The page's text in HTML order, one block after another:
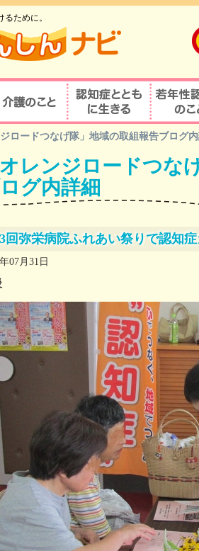
ために。
が
す
修
）
ー
医等
知症
介護のこと
介護の重要性
介護サービス
認知症の人と家族を支え
るケアマネジャー
認知症とともに生
きる
若年性認
と
相談窓口
若年性
諸問題
ポイント
若年性
個別ピア
記憶とつ
～ある写
ジロードつなげ隊」地域の取組報告ブログ
オレンジロードつな
グ内詳細
回弥栄病院ふれあい祭りで認知
07月31日